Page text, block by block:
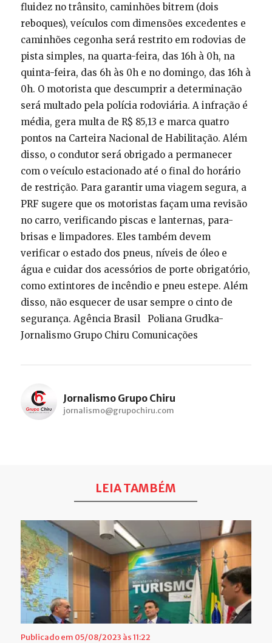
fluidez no trânsito, caminhões bitrem (dois
reboques), veículos com dimensões excedentes e
caminhões cegonha será restrito em rodovias de
pista simples, na quarta-feira, das 16h à 0h, na
quinta-feira, das 6h às 0h e no domingo, das 16h à
0h. O motorista que descumprir a determinação
será multado pela polícia rodoviária. A infração é
média, gera multa de R$ 85,13 e marca quatro
pontos na Carteira Nacional de Habilitação. Além
disso, o condutor será obrigado a permanecer
com o veículo estacionado até o final do horário
de restrição. Para garantir uma viagem segura, a
PRF sugere que os motoristas façam uma revisão
no carro, verificando piscas e lanternas, para-
brisas e limpadores. Eles também devem
verificar o estado dos pneus, níveis de óleo e
água e cuidar dos acessórios de porte obrigatório,
como extintores de incêndio e pneu estepe. Além
disso, não esquecer de usar sempre o cinto de
segurança. Agência Brasil Poliana Grudka-
Jornalismo Grupo Chiru Comunicações
Jornalismo Grupo Chiru
jornalismo@grupochiru.com
LEIA TAMBÉM
Publicado em 05/08/2023 às 11:22